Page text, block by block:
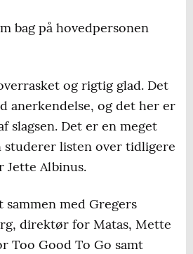
bag på hovedpersonen
og rigtig glad. Det
anerkendelse, og det her er
slagsen. Det er en meget
studerer listen over tidligere
Jette Albinus.
med Gregers
direktør for Matas, Mette
Too Good To Go samt